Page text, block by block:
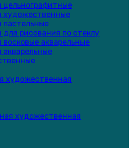
художественные
рисования по стеклу
акварельные
художественная
художественная